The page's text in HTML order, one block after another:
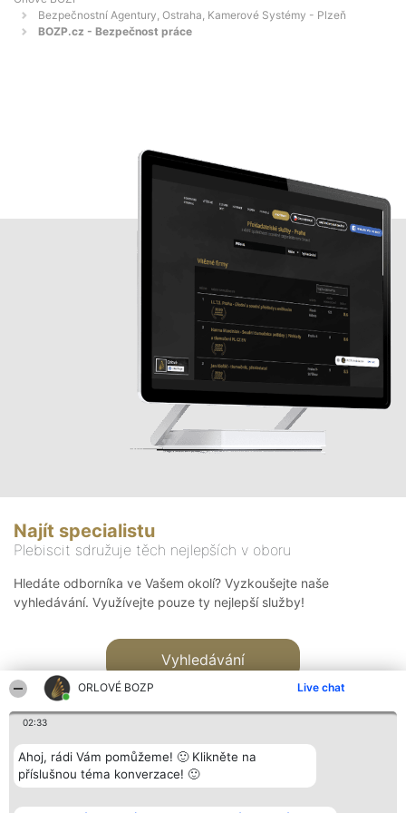
ORLOVÉ BOZP Live chat
02:33
Ahoj, rádi Vám pomůžeme! 🙂 Klikněte na
příslušnou téma konverzace! 🙂
Bezpečnostní Agentury, Ostraha, Kamerové Systémy - Plzeň
BOZP.cz - Bezpečnost práce
Najít specialistu
Plebiscit sdružuje těch nejlepších v oboru
Hledáte odborníka ve Vašem okolí? Vyzkoušejte naše
vyhledávání. Využívejte pouze ty nejlepší služby!
Vyhledávání
Bright Side Solutions sp. z o. Vítězové Kontakt